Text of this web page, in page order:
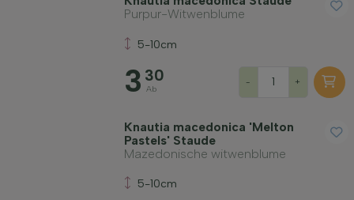
Purpur-Witwenblume
5-10cm
3 30
Ab
- +
Knautia macedonica 'Melton
Pastels' Staude
Mazedonische witwenblume
5-10cm